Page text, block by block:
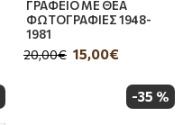
ΓΡΑΦΕΙΟ ΜΕ ΘΕΑ
ΦΩΤΟΓΡΑΦΙΕΣ 1948-
1981
15,00€
20,00€
-35 %